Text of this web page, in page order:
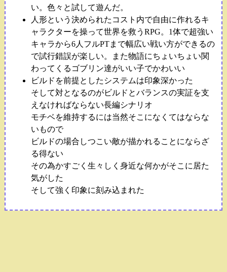
い。色々と試して遊んだ。
人形という決められたコスト内で自由に作れるキ
ャラクターを操って世界を救うRPG。1体で超強い
キャラから6人フルPTまで幅広い戦い方ができるの
で試行錯誤が楽しい。また物語にちょいちょい関
わってくるゴブリン達がいい子でかわいい
ビルドを前提としたシステムは印象深かった
そして対となるのがビルドとバランスの実証を支
えなければならない長編シナリオ
モチベを維持するには当然そこになくてはならな
いもので
ビルドの場合しつこい敵が描かれることにならざ
る得ない
その為かすごく生々しく身近な何かがそこに居た
気がした
そして強く印象に刻み込まれた